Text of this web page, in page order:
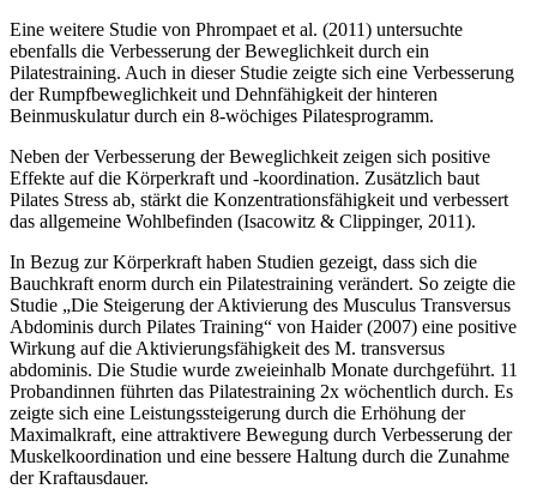
Eine weitere Studie von Phrompaet et al. (2011) untersuchte
ebenfalls die Verbesserung der Beweglichkeit durch ein
Pilatestraining. Auch in dieser Studie zeigte sich eine Verbesserung
der Rumpfbeweglichkeit und Dehnfähigkeit der hinteren
Beinmuskulatur durch ein 8-wöchiges Pilatesprogramm.
Neben der Verbesserung der Beweglichkeit zeigen sich positive
Effekte auf die Körperkraft und -koordination. Zusätzlich baut
Pilates Stress ab, stärkt die Konzentrationsfähigkeit und verbessert
das allgemeine Wohlbefinden (Isacowitz & Clippinger, 2011).
In Bezug zur Körperkraft haben Studien gezeigt, dass sich die
Bauchkraft enorm durch ein Pilatestraining verändert. So zeigte die
Studie „Die Steigerung der Aktivierung des Musculus Transversus
Abdominis durch Pilates Training“ von Haider (2007) eine positive
Wirkung auf die Aktivierungsfähigkeit des M. transversus
abdominis. Die Studie wurde zweieinhalb Monate durchgeführt. 11
Probandinnen führten das Pilatestraining 2x wöchentlich durch. Es
zeigte sich eine Leistungssteigerung durch die Erhöhung der
Maximalkraft, eine attraktivere Bewegung durch Verbesserung der
Muskelkoordination und eine bessere Haltung durch die Zunahme
der Kraftausdauer.